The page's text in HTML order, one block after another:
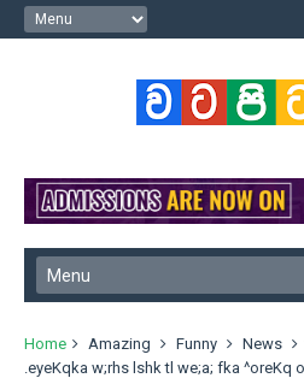
Home Amazing Funny News
.eyeKqka w;rhs lshk tl we;a; fka ^oreKq